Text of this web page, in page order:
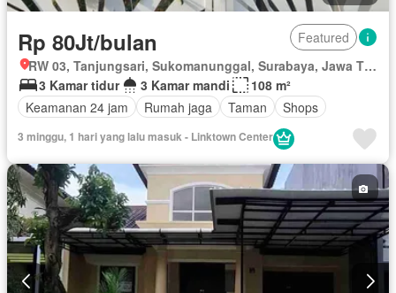
Rp 80Jt/bulan
Featured
RW 03, Tanjungsari, Sukomanunggal, Surabaya, Jawa Timur
3 Kamar tidur
3 Kamar mandi
108 m²
Keamanan 24 jam
Rumah jaga Taman Shops
3 minggu, 1 hari yang lalu masuk - Linktown Center